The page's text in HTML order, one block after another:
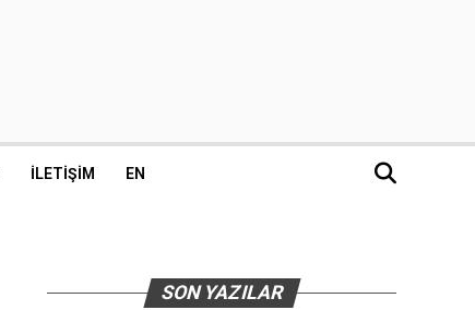
İLETIŞIM EN
SON YAZILAR